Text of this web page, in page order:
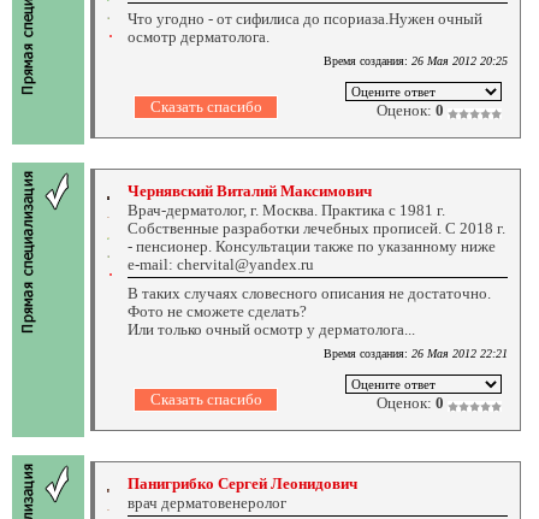
Что угодно - от сифилиса до псориаза.Нужен очный
осмотр дерматолога.
Время создания: 26 Мая 2012 20:25
Оценок: 0
Чернявский Виталий Максимович
Врач-дерматолог, г. Москва. Практика с 1981 г.
Собственные разработки лечебных прописей. С 2018 г.
- пенсионер. Консультации также по указанному ниже
e-mail: chervital@yandex.ru
В таких случаях словесного описания не достаточно.
Фото не сможете сделать?
Или только очный осмотр у дерматолога...
Время создания: 26 Мая 2012 22:21
Оценок: 0
Панигрибко Сергей Леонидович
врач дерматовенеролог